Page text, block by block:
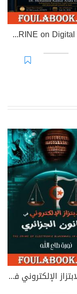
EL-RAKHAWI DOCTRINE on Digital Slavery
جريمة الابتزاز الإلكتروني في القانون الجزائري